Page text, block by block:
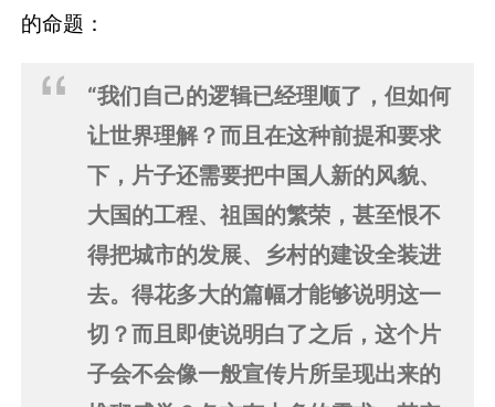
的命题：
“我们自己的逻辑已经理顺了，但如何
让世界理解？而且在这种前提和要求
下，片子还需要把中国人新的风貌、
大国的工程、祖国的繁荣，甚至恨不
得把城市的发展、乡村的建设全装进
去。得花多大的篇幅才能够说明这一
切？而且即使说明白了之后，这个片
子会不会像一般宣传片所呈现出来的